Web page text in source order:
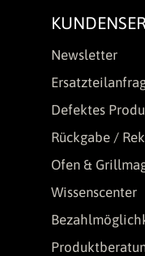
Newsletter
Defektes
Rückgabe /
Ofen &
Wissenscenter